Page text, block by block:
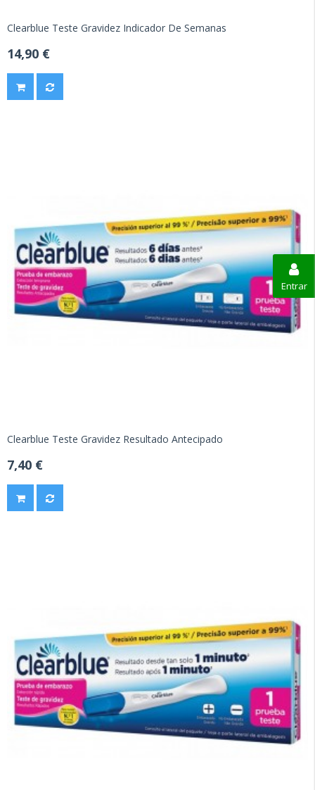
Entrar
Clearblue Teste Gravidez Indicador De Semanas
14,90 €
Clearblue Teste Gravidez Resultado Antecipado
7,40 €